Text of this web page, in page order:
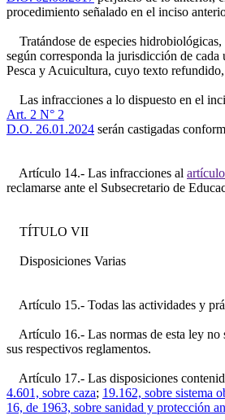
procedimiento señalado en el inciso
Tratándose de especies
según corresponda la jurisdicción de
Pesca y Acuicultura, cuyo texto
Las infracciones a lo dispuesto en el
Art. 2 N° 2
D.O. 26.01.2024 serán castigadas
Artículo 14.- Las infracciones al
reclamarse ante el Subsecretario de
TÍTULO VII
Disposiciones Varias
Artículo 15.- Todas las actividades y
Artículo 16.- Las normas de esta ley no
sus respectivos reglamentos.
Artículo 17.- Las disposiciones
4.601, sobre caza; 19.162, sobre sistema
16, de 1963, sobre sanidad y protección